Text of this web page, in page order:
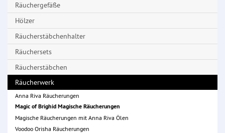
Räuchergefäße
Hölzer
Räucherstäbchenhalter
Räuchersets
Räucherstäbchen
Räucherwerk
Anna Riva Räucherungen
Magic of Brighid Magische Räucherungen
Magische Räucherungen mit Anna Riva Ölen
Voodoo Orisha Räucherungen